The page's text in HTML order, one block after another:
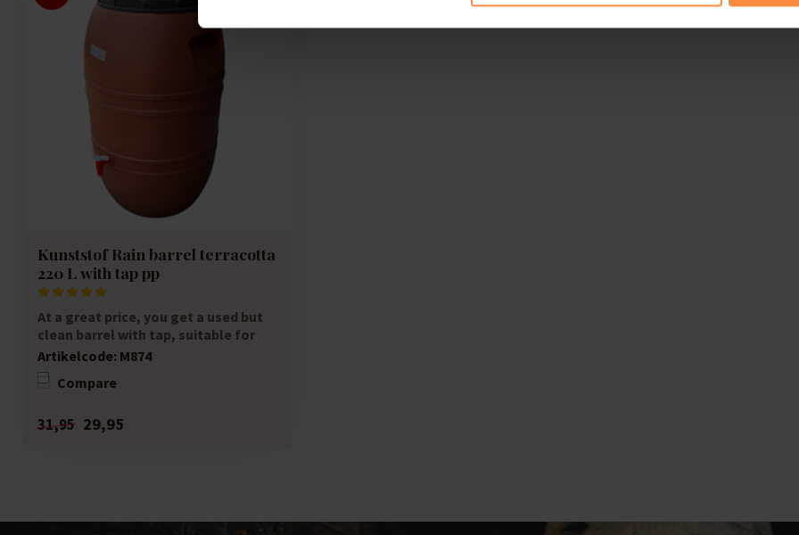
Kunststof Rain barrel terracotta
220 L with tap pp
At a great price, you get a used but
clean barrel with tap, suitable for
various...
Artikelcode: M874
Compare
31,95 29,95